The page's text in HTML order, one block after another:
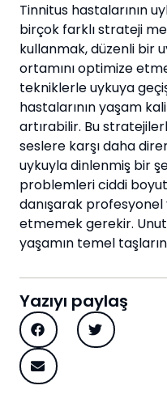
Tinnitus hastalarının
birçok farklı strateji
kullanmak, düzenli bir
ortamını optimize
tekniklerle uykuya
hastalarının yaşam
artırabilir. Bu
seslere karşı daha
uykuyla dinlenmiş bir
problemleri ciddi
danışarak profesyonel
etmemek gerekir.
yaşamın temel
Yazıyı paylaş